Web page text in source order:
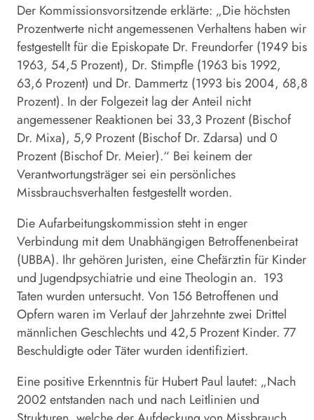
Der Kommissionsvorsitzende erklärte: „Die höchsten
Prozentwerte nicht angemessenen Verhaltens haben wir
festgestellt für die Episkopate Dr. Freundorfer (1949 bis
1963, 54,5 Prozent), Dr. Stimpfle (1963 bis 1992,
63,6 Prozent) und Dr. Dammertz (1993 bis 2004, 68,8
Prozent). In der Folgezeit lag der Anteil nicht
angemessener Reaktionen bei 33,3 Prozent (Bischof
Dr. Mixa), 5,9 Prozent (Bischof Dr. Zdarsa) und 0
Prozent (Bischof Dr. Meier).“ Bei keinem der
Verantwortungsträger sei ein persönliches
Missbrauchsverhalten festgestellt worden.
Die Aufarbeitungskommission steht in enger
Verbindung mit dem Unabhängigen Betroffenenbeirat
(UBBA). Ihr gehören Juristen, eine Chefärztin für Kinder
und Jugendpsychiatrie und eine Theologin an. 193
Taten wurden untersucht. Von 156 Betroffenen und
Opfern waren im Verlauf der Jahrzehnte zwei Drittel
männlichen Geschlechts und 42,5 Prozent Kinder. 77
Beschuldigte oder Täter wurden identifiziert.
Eine positive Erkenntnis für Hubert Paul lautet: „Nach
2002 entstanden nach und nach Leitlinien und